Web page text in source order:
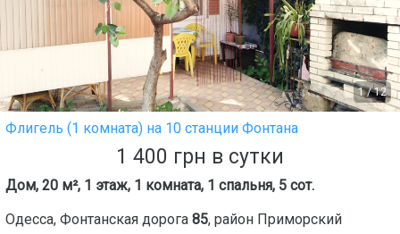
1/12
Флигель (1 комната) на 10 станции Фонтана
1 400 грн в сутки
Дом, 20 м², 1 этаж, 1 комната, 1 спальня, 5 сот.
Одесса, Фонтанская дорога 85, район Приморский